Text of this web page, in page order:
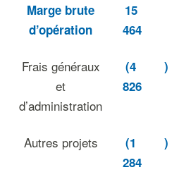
Marge brute
d’opération
15
464
Frais généraux
et
d’administration
(4
826
)
Autres projets
(1
284
)